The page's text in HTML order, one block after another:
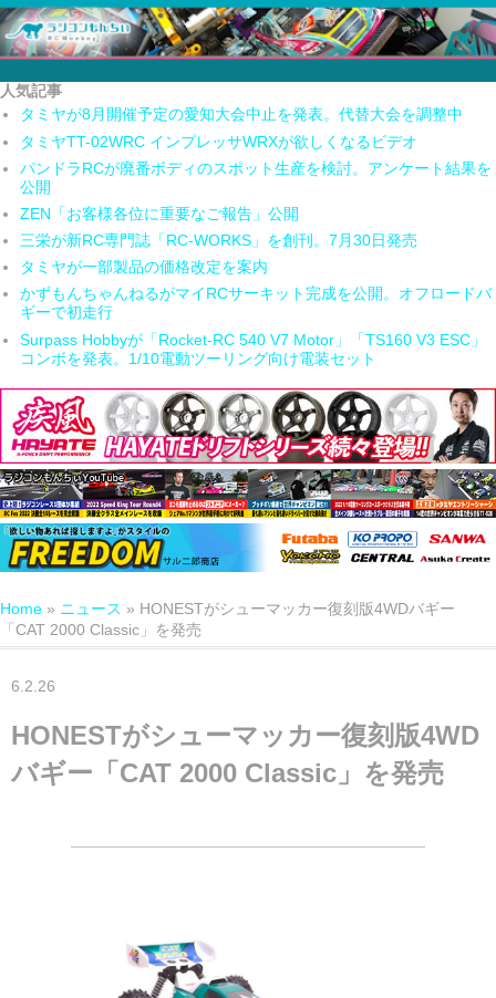
人気記事
タミヤが8月開催予定の愛知大会中止を発表。代替大会を調整中
タミヤTT-02WRC インプレッサWRXが欲しくなるビデオ
パンドラRCが廃番ボディのスポット生産を検討。アンケート結果を
公開
ZEN「お客様各位に重要なご報告」公開
三栄が新RC専門誌「RC-WORKS」を創刊。7月30日発売
タミヤが一部製品の価格改定を案内
かずもんちゃんねるがマイRCサーキット完成を公開。オフロードバ
ギーで初走行
Surpass Hobbyが「Rocket-RC 540 V7 Motor」「TS160 V3 ESC」
コンボを発表。1/10電動ツーリング向け電装セット
Home » ニュース » HONESTがシューマッカー復刻版4WDバギー
「CAT 2000 Classic」を発売
6.2.26
HONESTがシューマッカー復刻版4WD
バギー「CAT 2000 Classic」を発売